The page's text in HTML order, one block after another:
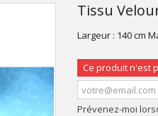
Tissu
Largeur : 140 cm
Ce produit n'est
Prévenez-moi